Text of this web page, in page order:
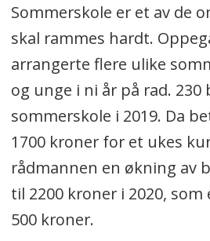
Sommerskole er et av de
skal rammes hardt.
arrangerte flere ulike
og unge i ni år på rad. 230
sommerskole i 2019. Da
1700 kroner for et ukes
rådmannen en økning av
til 2200 kroner i 2020,
500 kroner.